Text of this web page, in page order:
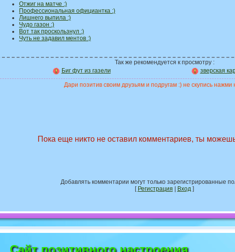
Отжиг на матче :)
Профессиональная официантка :)
Лишнего выпила :)
Чудо газон :)
Вот так проскользнул :)
Чуть не задавил ментов :)
Так же рекомендуется к просмотру :
Биг фут из газели
зверская
Дари позитив своим друзьям и подругам :) не скупись нажми
Пока еще никто не оставил комментариев, ты
Добавлять комментарии могут только зарегистрированные
[ Регистрация Вход]
Сайт позитивного настроения